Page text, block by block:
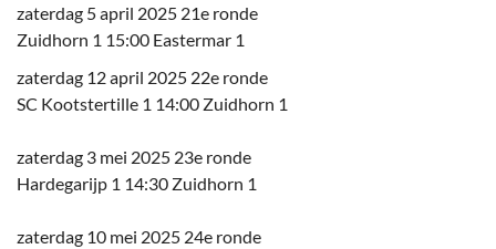
zaterdag 5 april 2025 21e ronde
Zuidhorn 1 15:00 Eastermar 1
zaterdag 12 april 2025 22e ronde
SC Kootstertille 1 14:00 Zuidhorn 1
zaterdag 3 mei 2025 23e ronde
Hardegarijp 1 14:30 Zuidhorn 1
zaterdag 10 mei 2025 24e ronde